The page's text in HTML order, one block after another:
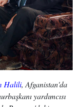
Halili, Afganistan'da
yardımcısı